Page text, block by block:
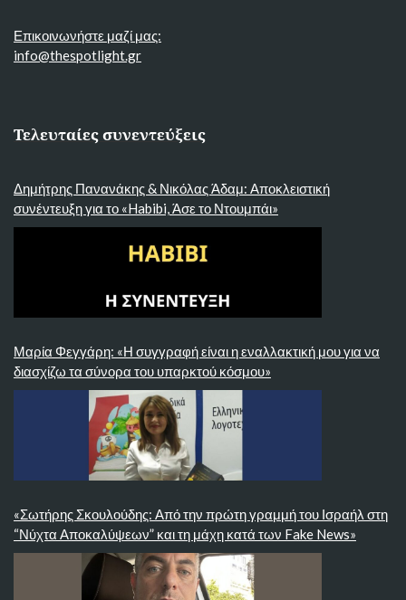
Επικοινωνήστε μαζί μας:
info@thespotlight.gr
Τελευταίες συνεντεύξεις
Δημήτρης Πανανάκης & Νικόλας Άδαμ: Αποκλειστική
συνέντευξη για το «Habibi, Άσε το Ντουμπάι»
Μαρία Φεγγάρη: «Η συγγραφή είναι η εναλλακτική μου για να
διασχίζω τα σύνορα του υπαρκτού κόσμου»
«Σωτήρης Σκουλούδης: Από την πρώτη γραμμή του Ισραήλ στη
“Νύχτα Αποκαλύψεων” και τη μάχη κατά των Fake News»